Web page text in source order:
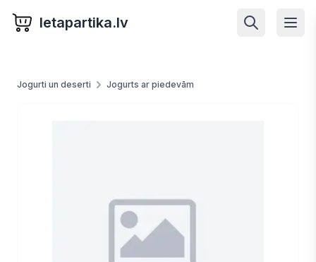
letapartika.lv
Jogurti un deserti Jogurts ar piedevām